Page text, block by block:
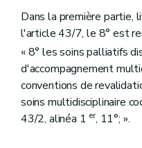
Dans la première partie,
l'article 43/7, le 8° est
« 8° les soins palliatifs
d'accompagnement
conventions de
soins multidisciplinaire
43/2, alinéa 1 er, 11°; ».